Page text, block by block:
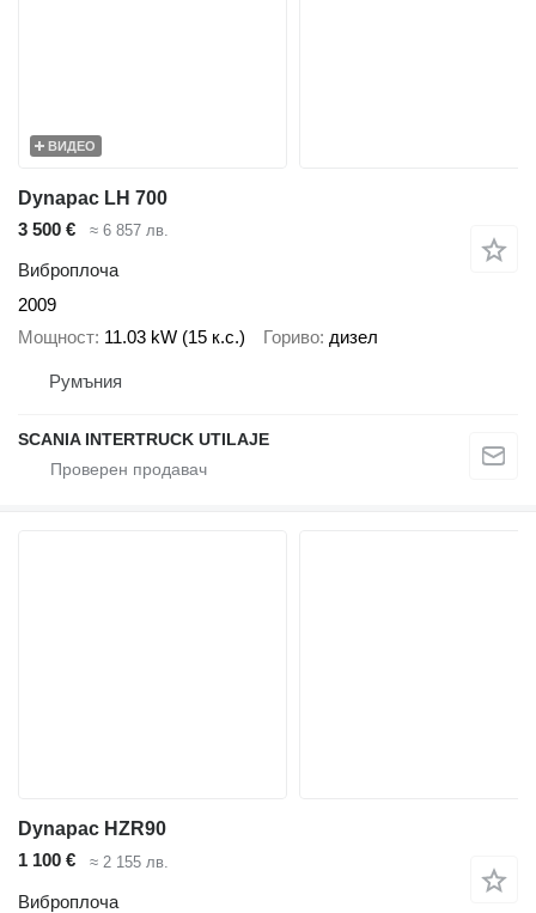
ВИДЕО
Dynapac LH 700
3 500 €
≈ 6 857 лв.
Виброплоча
2009
Мощност 11.03 kW (15 к.с.) Гориво дизел
Румъния
SCANIA INTERTRUCK UTILAJE
Dynapac HZR90
1 100 €
≈ 2 155 лв.
Виброплоча